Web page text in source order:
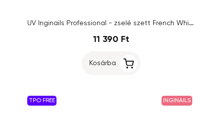
UV Inginails Professional - zselé szett French White 40ml + Base Thin Gel 10ml
11 390 Ft
Kosárba
TPO FREE INGINAILS